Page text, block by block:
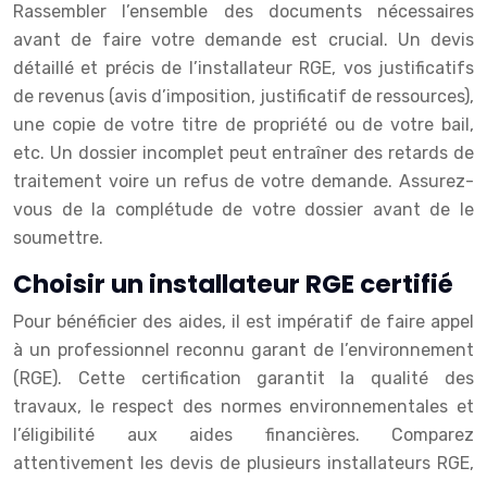
Rassembler l’ensemble des documents nécessaires
avant de faire votre demande est crucial. Un devis
détaillé et précis de l’installateur RGE, vos justificatifs
de revenus (avis d’imposition, justificatif de ressources),
une copie de votre titre de propriété ou de votre bail,
etc. Un dossier incomplet peut entraîner des retards de
traitement voire un refus de votre demande. Assurez-
vous de la complétude de votre dossier avant de le
soumettre.
Choisir un installateur RGE certifié
Pour bénéficier des aides, il est impératif de faire appel
à un professionnel reconnu garant de l’environnement
(RGE). Cette certification garantit la qualité des
travaux, le respect des normes environnementales et
l’éligibilité aux aides financières. Comparez
attentivement les devis de plusieurs installateurs RGE,